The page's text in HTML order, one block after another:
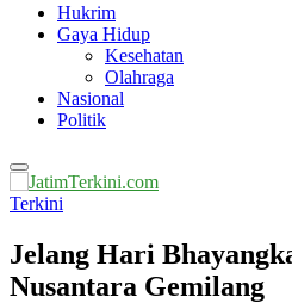
Hukrim
Gaya Hidup
Kesehatan
Olahraga
Nasional
Politik
Primary
Menu
Terkini
Jelang Hari
Nusantara Gemilang